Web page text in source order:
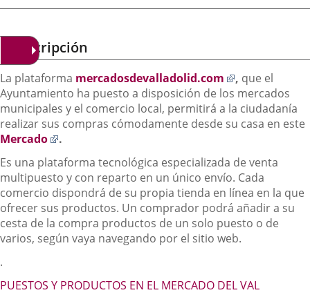
una
Descripción
La plataforma mercadosdevalladolid.com
Enlace
a
una
aplicación
, que el
Ayuntamiento ha puesto a disposición de los mercados
municipales y el comercio local, permitirá a la ciudadanía
realizar sus compras cómodamente desde su casa en este
Mercado
Enlace
una
aplicación
externa.
.
Es una plataforma tecnológica especializada de venta
multipuesto y con reparto en un único envío. Cada
comercio dispondrá de su propia tienda en línea en la que
ofrecer sus productos. Un comprador podrá añadir a su
cesta de la compra productos de un solo puesto o de
varios, según vaya navegando por el sitio web.
.
PUESTOS Y PRODUCTOS EN EL MERCADO DEL VAL